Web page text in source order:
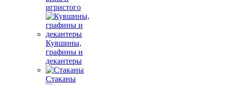
игристого
Кувшины,
графины и
декантеры
Стаканы